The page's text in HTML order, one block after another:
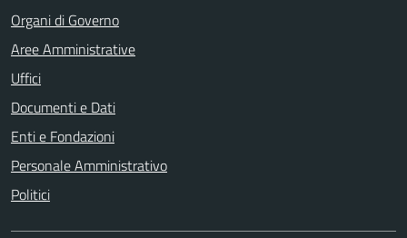
Organi di Governo
Aree Amministrative
Uffici
Documenti e Dati
Enti e Fondazioni
Personale Amministrativo
Politici